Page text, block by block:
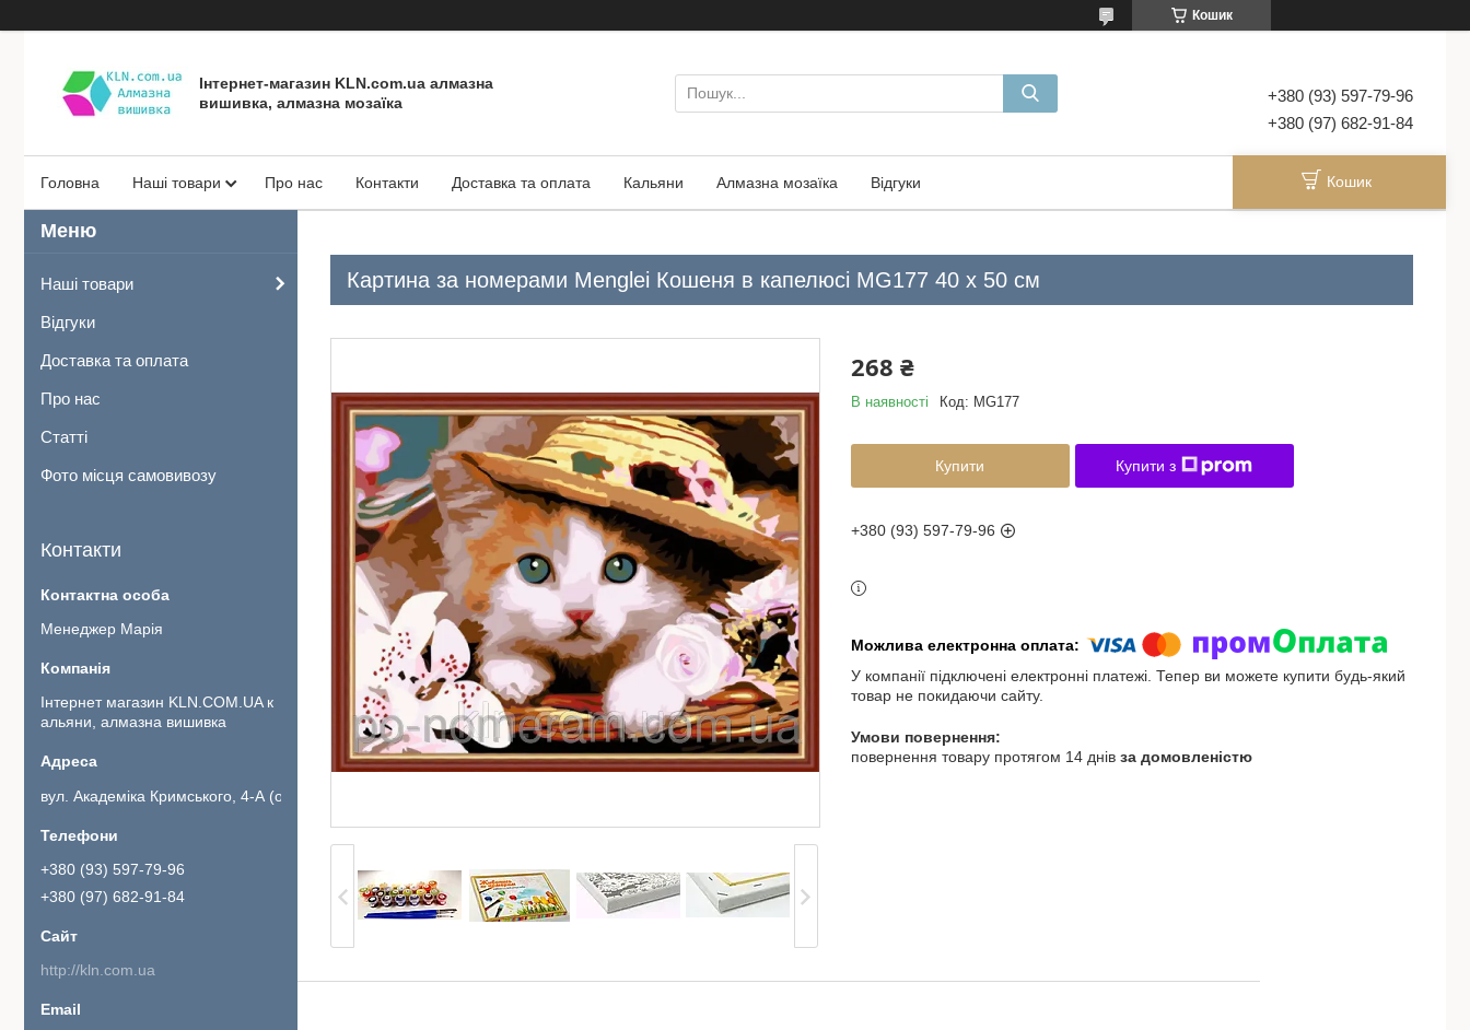
Кошик
Інтернет-магазин KLN.com.ua алмазна
вишивка, алмазна мозаїка
+380 (93) 597-79-96
+380 (97) 682-91-84
Головна Наші товари Про нас Контакти Доставка та оплата Кальяни Алмазна мозаїка Відгуки Кошик
Картина за номерами Menglei Кошеня в капелюсі MG177 40 х 50 см
268 ₴
В наявності Код: MG177
Купити Купити з
+380 (93) 597-79-96
У компанії підключені електронні платежі. Тепер ви можете купити будь-який
товар не покидаючи сайту.
повернення товару протягом 14 днів за домовленістю
Наші товари
Відгуки
Доставка та оплата
Про нас
Статті
Фото місця самовивозу
Контакти
Менеджер Марія
Інтернет магазин KLN.COM.UA к
альяни, алмазна вишивка
вул. Академіка Кримського, 4-А (офіс 111)., Київ, Україна
+380 (93) 597-79-96
+380 (97) 682-91-84
http://kln.com.ua